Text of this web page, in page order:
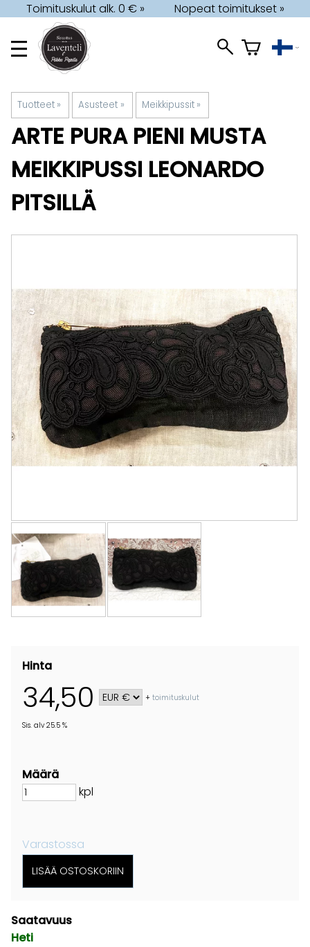
Toimituskulut alk. 0 € » Nopeat toimitukset »
Tuotteet ‪» Asusteet ‪» Meikkipussit ‪»
ARTE PURA PIENI MUSTA
MEIKKIPUSSI LEONARDO
PITSILLÄ
Hinta
34,50 +toimituskulut
Sis. alv 25.5 %
Määrä
kpl
Varastossa
Saatavuus
Heti